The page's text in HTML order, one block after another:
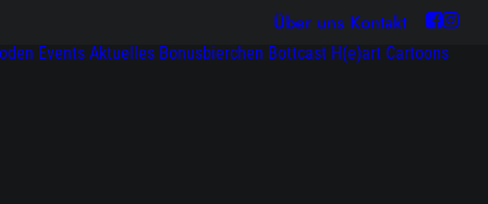
Über uns Kontakt
Events Aktuelles Bonusbierchen Bottcast H(e)art Cartoons